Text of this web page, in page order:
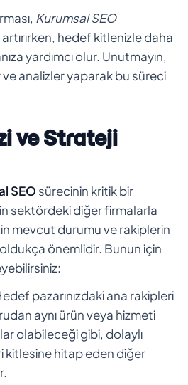
Kurumsal SEO
artırırken, hedef kitlenizle daha
yardımcı olur. Unutmayın,
analizler yaparak bu süreci
ve Strateji
SEO sürecinin kritik bir
sektördeki diğer firmalarla
mevcut durumu ve rakiplerin
önemlidir. Bunun için
pazarınızdaki ana rakipleri
aynı ürün veya hizmeti
olabileceği gibi, dolaylı
kitlesine hitap eden diğer